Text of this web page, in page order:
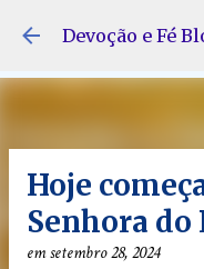
Pular
Devoção e Fé
Hoje
Senhora do
emsetembro 28, 2024